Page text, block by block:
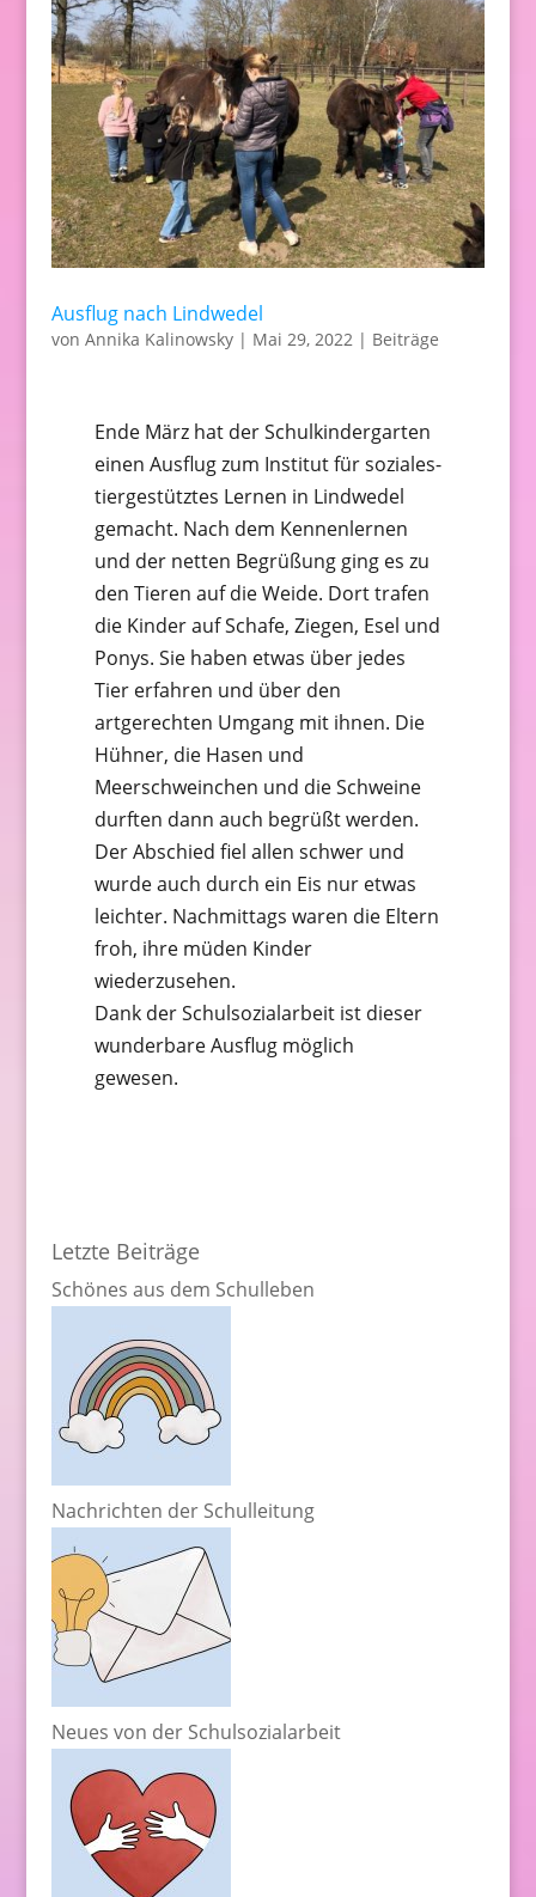
Ausflug nach Lindwedel
von Annika Kalinowsky| Mai 29, 2022| Beiträge
Ende März hat der Schulkindergarten
einen Ausflug zum Institut für soziales-
tiergestütztes Lernen in Lindwedel
gemacht. Nach dem Kennenlernen
und der netten Begrüßung ging es zu
den Tieren auf die Weide. Dort trafen
die Kinder auf Schafe, Ziegen, Esel und
Ponys. Sie haben etwas über jedes
Tier erfahren und über den
artgerechten Umgang mit ihnen. Die
Hühner, die Hasen und
Meerschweinchen und die Schweine
durften dann auch begrüßt werden.
Der Abschied fiel allen schwer und
wurde auch durch ein Eis nur etwas
leichter. Nachmittags waren die Eltern
froh, ihre müden Kinder
wiederzusehen.
Dank der Schulsozialarbeit ist dieser
wunderbare Ausflug möglich
gewesen.
Letzte Beiträge
Schönes aus dem Schulleben
Nachrichten der Schulleitung
Neues von der Schulsozialarbeit